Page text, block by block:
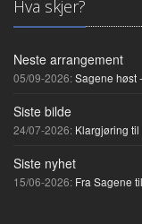
Hva skjer?
Neste arrangement
05/09-2026:Sagene høst
Siste bilde
24/07-2026: Klargjøring
Siste nyhet
15/06-2026: Fra Sagene